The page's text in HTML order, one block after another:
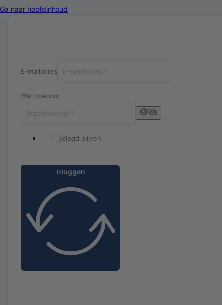
Ga naar hoofdinhoud
Inloggen bij Luxuriq
E-mailadres
Wachtwoord
Ingelogd blijven
Inloggen